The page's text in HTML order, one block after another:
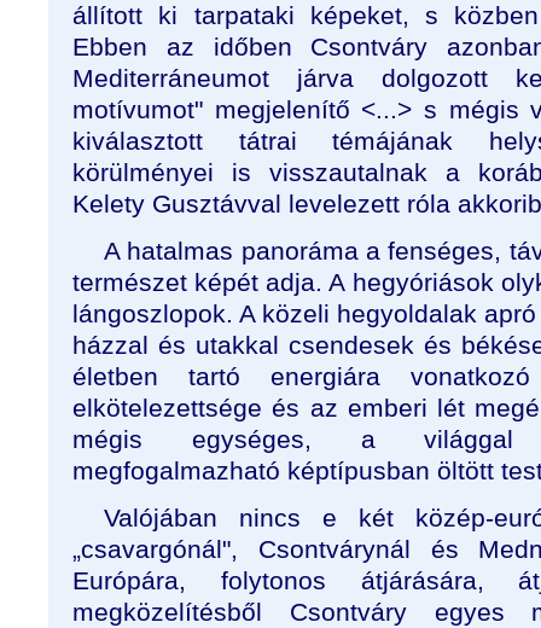
állított ki tarpataki képeket, s
Ebben az időben Csontváry
Mediterráneumot járva dolgozott
motívumot" megjelenítő <...> s mégis
kiválasztott tátrai témájának
körülményei is visszautalnak a
Kelety Gusztávval levelezett róla
A hatalmas panoráma a fenséges,
természet képét adja. A hegyóriások
lángoszlopok. A közeli hegyoldalak
házzal és utakkal csendesek és
életben tartó energiára
elkötelezettsége és az emberi lét
mégis egységes, a világgal
megfogalmazható képtípusban öltött
Valójában nincs e két közép-
„csavargónál", Csontvárynál és
Európára, folytonos átjárására,
megközelítésből Csontváry egyes